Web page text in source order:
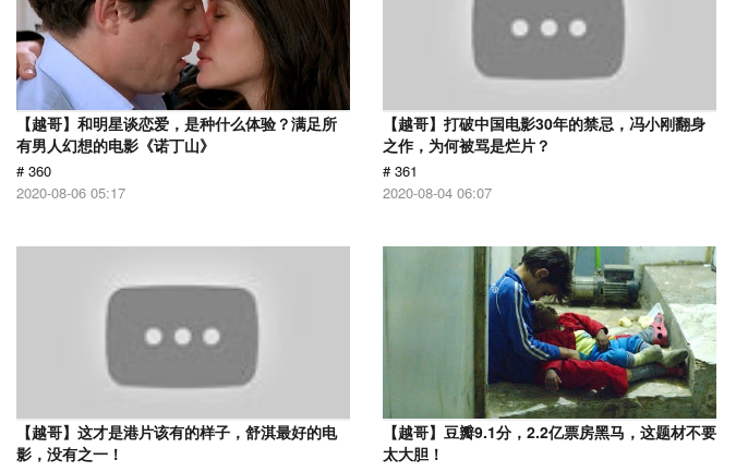
【越哥】和明星谈恋爱，是种什么体验？满足所
有男人幻想的电影《诺丁山》
# 360
2020-08-06 05:17
【越哥】打破中国电影30年的禁忌，冯小刚翻身
之作，为何被骂是烂片？
# 361
2020-08-04 06:07
【越哥】这才是港片该有的样子，舒淇最好的电
影，没有之一！
【越哥】豆瓣9.1分，2.2亿票房黑马，这题材不要
太大胆！